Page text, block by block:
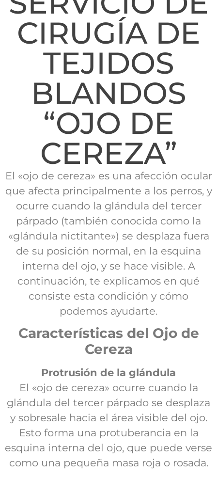
CIRUGÍA DE
TEJIDOS
BLANDOS
“OJO DE
CEREZA”
El «ojo de cereza» es una afección ocular
que afecta principalmente a los perros, y
ocurre cuando la glándula del tercer
párpado (también conocida como la
«glándula nictitante») se desplaza fuera
de su posición normal, en la esquina
interna del ojo, y se hace visible. A
continuación, te explicamos en qué
consiste esta condición y cómo
podemos ayudarte.
Características del Ojo de
Cereza
Protrusión de la glándula
El «ojo de cereza» ocurre cuando la
glándula del tercer párpado se desplaza
y sobresale hacia el área visible del ojo.
Esto forma una protuberancia en la
esquina interna del ojo, que puede verse
como una pequeña masa roja o rosada.